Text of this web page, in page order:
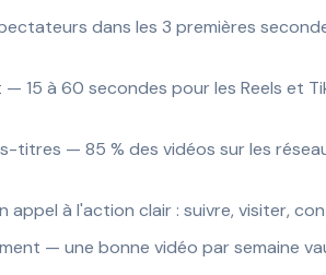
dans les 3 premières
15 à 60 secondes pour les Reels et
titres — 85 % des vidéos sur les
appel à l'action clair : suivre, visiter,
— une bonne vidéo par semaine